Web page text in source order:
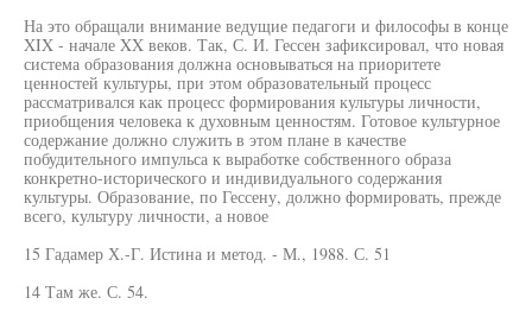
На это обращали внимание ведущие педагоги и философы в конце
XIX - начале XX веков. Так, С. И. Гессен зафиксировал, что новая
система образования должна основываться на приоритете
ценностей культуры, при этом образовательный процесс
рассматривался как процесс формирования культуры личности,
приобщения человека к духовным ценностям. Готовое культурное
содержание должно служить в этом плане в качестве
побудительного импульса к выработке собственного образа
конкретно-исторического и индивидуального содержания
культуры. Образование, по Гессену, должно формировать, прежде
всего, культуру личности, а новое
15 Гадамер Х.-Г. Истина и метод. - М., 1988. С. 51
14 Там же. С. 54.